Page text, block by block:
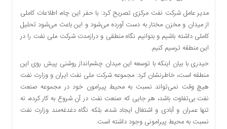
درباره
کتاب
جامعه
گرایی
رسید
مدیر عامل شرکت نفت مرکزی تصریح کرد: با حفر این چاه، اطلاعات کاملی
از میدان و مخزن مختار به دست آورده می‌شود و این باعث می‌شود تحلیل
کاملی داشته باشیم و بتوانیم نگاه منطقی و درازمدت شرکت ملی نفت را در
این منطقه ترسیم کنیم.
حیدری با بیان اینکه با توسعه این میدان چشم‌انداز روشنی پیش روی این
منطقه است، خاطرنشان کرد: مجموعه شرکت ملی نفت ایران و وزارت نفت
هیچ وقت نمی‌تواند نسبت به محیط پیرامون خود در مجموعه صنعت
نفت بی‌تفاوت باشد، هر جایی که صنعت نفت در آن شروع به کار کرده، نه
تنها عمران و آبادی و اشتغال ایجاد شده، بلکه نگاه دغدغه‌مند وزارت نفت
نسبت به محیط پیرامونی وجود داشته است.